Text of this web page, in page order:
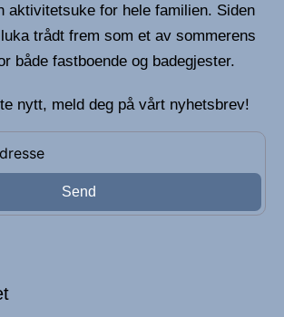
aktivitetsuke for hele familien. Siden
trådt frem som et av sommerens
både fastboende og badegjester.
nytt, meld deg på vårt nyhetsbrev!
Send